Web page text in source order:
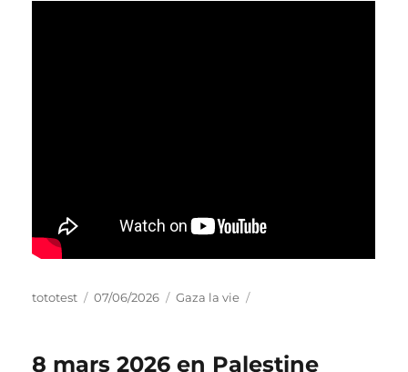
tototest 07/06/2026 Gaza la vie
8 mars 2026 en Palestine